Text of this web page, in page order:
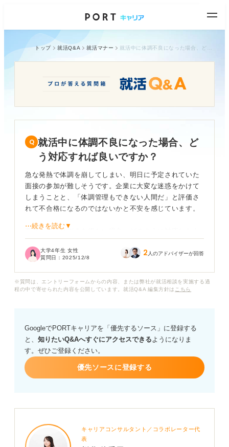
トップ 就活Q&A 就活マナー
就活中に体調不良になった場合、ど
う対応すれば良いですか？
急な発熱で体調を崩してしまい、明日に予定されていた
面接の参加が難しそうです。企業に大変な迷惑をかけて
しまうことと、「体調管理もできない人間だ」と評価さ
れて不合格になるのではないかと不安を感じています。
面接を欠席せざるを得ない場合、どのように対応したら
すべきなのか、どのようなタイミングが良いのかなど、
体調不良で面接をリスケジュールする際に、企業への印
す。
⋯続きを読む▼
大学4年生 女性
質問日： 2025/12/8 2 人のアドバイザーが回答
※質問は、エントリーフォームからの内容、または弊社が就活相談を実施する過
程の中で寄せられた内容を公開しています。就活Q&A 編集方針は こちら
GoogleでPORTキャリアを「優先するソース」に登録する
と、 知りたいQ&Aへすぐにアクセスできるようになりま
す。ぜひご登録ください。
優先ソースに登録する
キャリアコンサルタント／コラボレーター代
表